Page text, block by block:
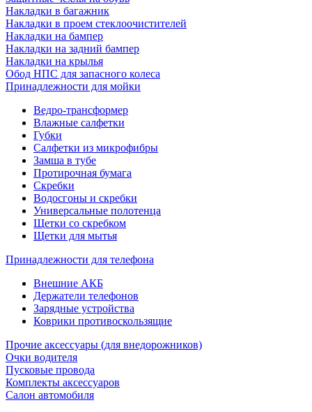
Накладки в багажник
Накладки в проем стеклоочистителей
Накладки на бампер
Накладки на задний бампер
Накладки на крылья
Обод НПС для запасного колеса
Принадлежности для мойки
Ведро-трансформер
Влажные салфетки
Губки
Салфетки из микрофибры
Замша в тубе
Протирочная бумага
Скребки
Водосгоны и скребки
Универсальные полотенца
Щетки со скребком
Щетки для мытья
Принадлежности для телефона
Внешние АКБ
Держатели телефонов
Зарядные устройства
Коврики противоскользящие
Прочие аксессуары (для внедорожников)
Очки водителя
Пусковые провода
Комплекты аксессуаров
Салон автомобиля